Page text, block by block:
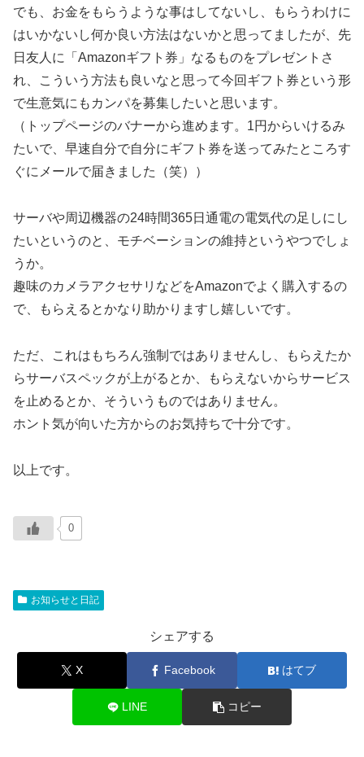
でも、お金をもらうような事はしてないし、もらうわけに
はいかないし何か良い方法はないかと思ってましたが、先
日友人に「Amazonギフト券」なるものをプレゼントさ
れ、こういう方法も良いなと思って今回ギフト券という形
で生意気にもカンパを募集したいと思います。
（トップページのバナーから進めます。1円からいけるみ
たいで、早速自分で自分にギフト券を送ってみたところす
ぐにメールで届きました（笑））
サーバや周辺機器の24時間365日通電の電気代の足しにし
たいというのと、モチベーションの維持というやつでしょ
うか。
趣味のカメラアクセサリなどをAmazonでよく購入するの
で、もらえるとかなり助かりますし嬉しいです。
ただ、これはもちろん強制ではありませんし、もらえたか
らサーバスペックが上がるとか、もらえないからサービス
を止めるとか、そういうものではありません。
ホント気が向いた方からのお気持ちで十分です。
以上です。
0
お知らせと日記
シェアする
X Facebook はてブ
LINE コピー